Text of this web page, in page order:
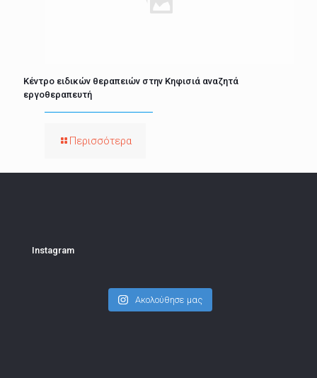
Κέντρο ειδικών θεραπειών στην Κηφισιά αναζητά
εργοθεραπευτή
Περισσότερα
Instagram
Ακολούθησε μας